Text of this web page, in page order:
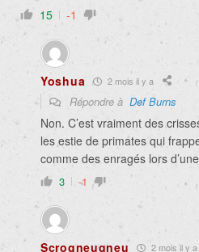
15 -1
Yoshua 2 mois il y a
Répondre à Def Burns
Non. C’est vraiment des
les estie de primates qui
comme des enragés lors
3 -1
Scrogneugneu 2 mois il y a